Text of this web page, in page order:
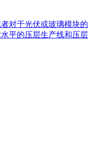
对于光伏或玻璃模块的
平的压层生产线和压层